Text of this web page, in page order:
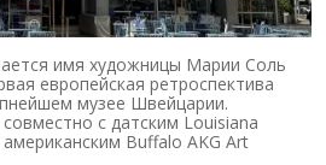
имя художницы Марии Соль
европейская ретроспектива
музее Швейцарии.
с датским Louisiana
Buffalo AKG Art